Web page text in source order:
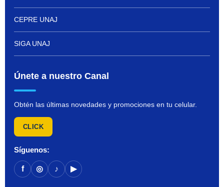
CEPRE UNAJ
SIGA UNAJ
Únete a nuestro Canal
Obtén las últimas novedades y promociones en tu celular.
CLICK
Síguenos:
f ◎ ♪ ▶